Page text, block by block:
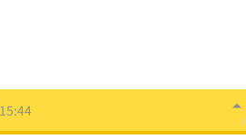
15:44